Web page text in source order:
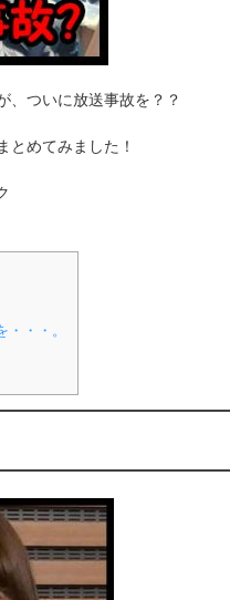
、ついに放送事故を？？
とめてみました！
・・。